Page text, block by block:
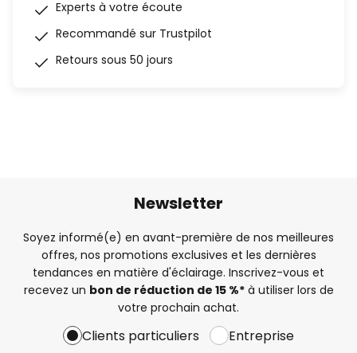
Experts à votre écoute
Recommandé sur Trustpilot
Retours sous 50 jours
Newsletter
Soyez informé(e) en avant-première de nos meilleures
offres, nos promotions exclusives et les dernières
tendances en matière d'éclairage. Inscrivez-vous et
recevez un bon de réduction de 15 %*à utiliser lors de
votre prochain achat.
Clients particuliers Entreprise